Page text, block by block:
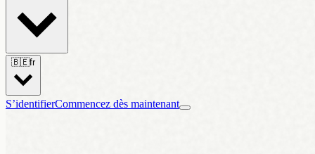
🇧🇪fr
S’identifierCommencez dès maintenant